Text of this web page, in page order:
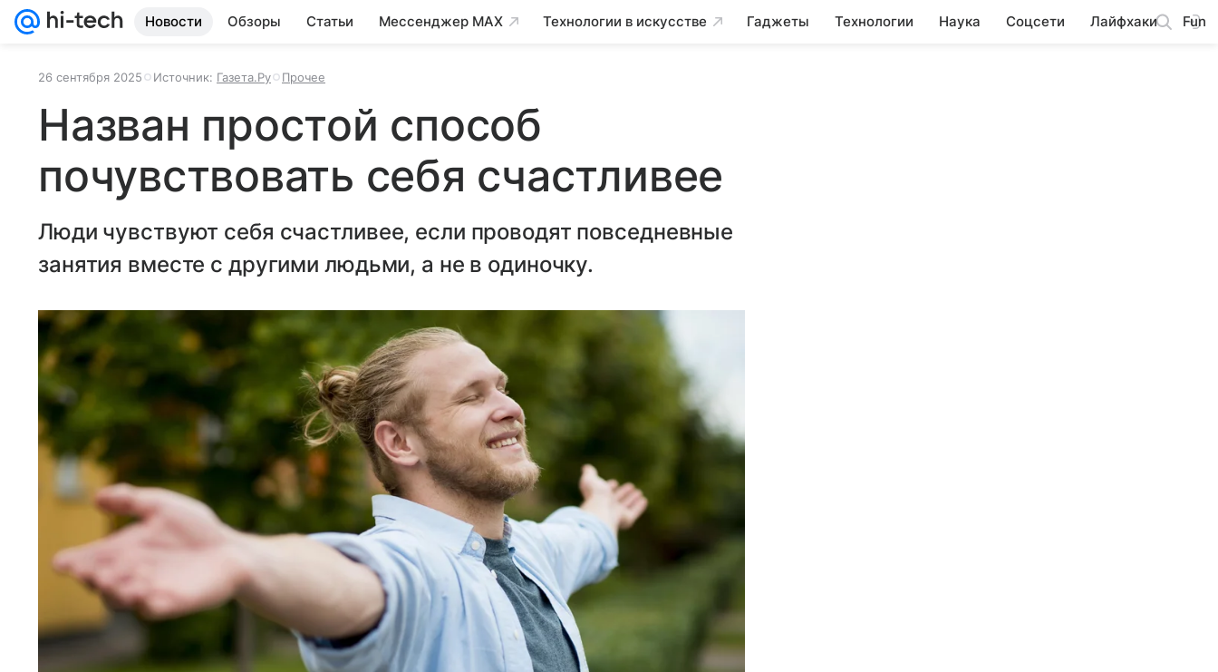
Новости Обзоры Статьи Мессенджер MAX Технологии в искусстве Гаджеты Технологии Наука Соцсети Лайфхаки Fun
26 сентября 2025 Источник: Газета.Ру Прочее
Назван простой способ
почувствовать себя счастливее
Люди чувствуют себя счастливее, если проводят повседневные
занятия вместе с другими людьми, а не в одиночку.